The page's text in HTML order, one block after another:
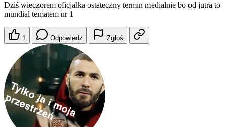
Dziś wieczorem oficjalka ostateczny termin medialnie bo od jutra to
mundial tematem nr 1
1 Odpowiedz Zgłoś